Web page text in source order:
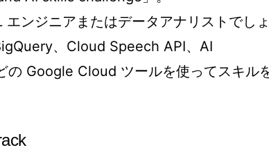
ンジニアまたはデータアナリストでし
、Cloud Speech API、AI
Google Cloud ツールを使ってスキル